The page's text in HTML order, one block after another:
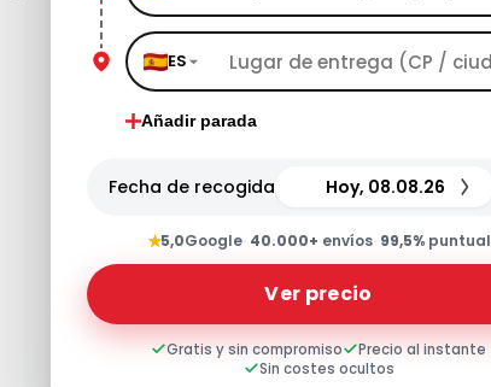
ES
Añadir parada
Fecha de recogida Hoy, 08.08.26
★5,0Google· 40.000+ envíos· 99,5%puntual
Ver precio
Gratis y sin compromiso
Precio al instante
Sin costes ocultos